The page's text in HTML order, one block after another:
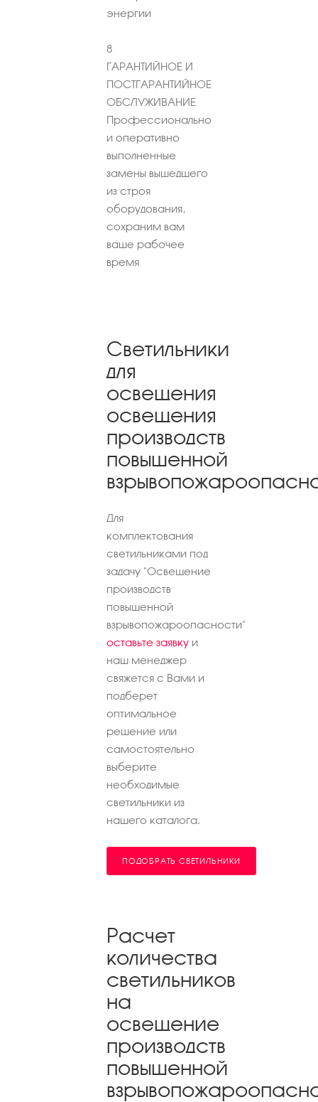
энергии
8
ГАРАНТИЙНОЕ И
ПОСТГАРАНТИЙНОЕ
ОБСЛУЖИВАНИЕ
Профессионально
и оперативно
выполненные
замены вышедшего
из строя
оборудования,
сохраним вам
ваше рабочее
время
Светильники
для
освещения
освещения
производств
повышенной
Для
комплектования
светильниками под
задачу "Освещение
производств
повышенной
взрывопожароопасности"
оставьте заявку и
наш менеджер
свяжется с Вами и
подберет
оптимальное
решение или
самостоятельно
выберите
необходимые
светильники из
нашего каталога.
ПОДОБРАТЬ СВЕТИЛЬНИКИ
Расчет
количества
светильников
на
освещение
производств
повышенной